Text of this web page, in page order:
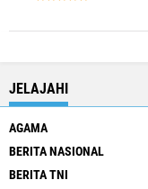
JELAJAHI
AGAMA
BERITA NASIONAL
BERITA TNI